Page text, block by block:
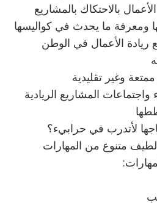
بالاحتكاك بالمشاريع
ومعرفة ما يحدث في كواليسها
ريادة الأعمال في الوطن
وغير تقليدية
المشاريع الريادية
لأتدرب في حرابيء؟
متنوع من المهارات
: